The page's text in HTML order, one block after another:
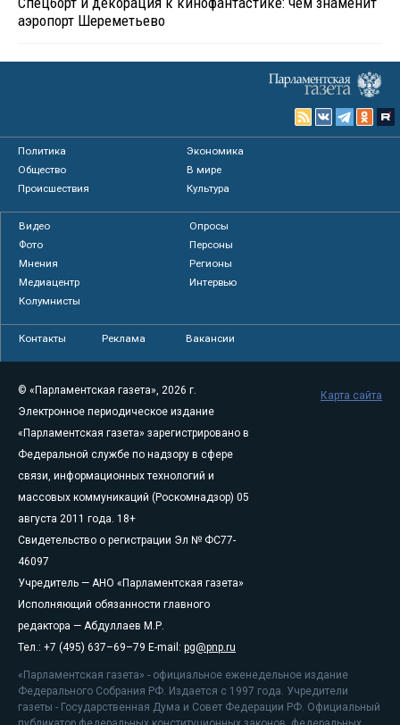
аэропорт Шереметьево
Политика
Экономика
Общество
В мире
Происшествия
Культура
Видео
Опросы
Фото
Персоны
Мнения
Регионы
Медиацентр
Интервью
Колумнисты
Контакты Реклама Вакансии
© «Парламентская газета», 2026 г.
Электронное периодическое издание
«Парламентская газета» зарегистрировано в
Федеральной службе по надзору в сфере
связи, информационных технологий и
массовых коммуникаций (Роскомнадзор) 05
августа 2011 года. 18+
Свидетельство о регистрации Эл № ФС77-
46097
Учредитель — АНО «Парламентская газета»
Исполняющий обязанности главного
редактора — Абдуллаев М.Р.
Тел.: +7 (495) 637–69–79 E-mail: pg@pnp.ru
«Парламентская газета» - официальное еженедельное издание
Федерального Собрания РФ. Издается с 1997 года. Учредители
газеты - Государственная Дума и Совет Федерации РФ. Официальный
Карта сайта